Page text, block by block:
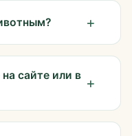
сайте или в